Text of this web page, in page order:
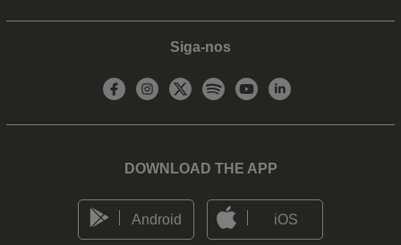
Siga-nos
DOWNLOAD THE APP
Android iOS